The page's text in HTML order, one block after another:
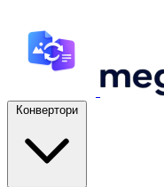
Конвертори